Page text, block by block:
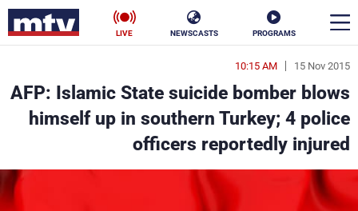
PROGRAMS
NEWSCASTS
LIVE
15 Nov 2015
10:15 AM
AFP: Islamic State suicide bomber blows
himself up in southern Turkey; 4 police
officers reportedly injured
en
الأخبار
سياسة ناس
إقتصاد